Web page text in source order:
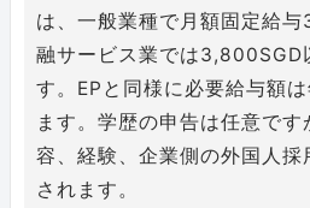
は、一般業種で月額固定給
融サービス業では3,800SGD
す。EPと同様に必要給与額
ます。学歴の申告は任意で
容、経験、企業側の外国人採
されます。